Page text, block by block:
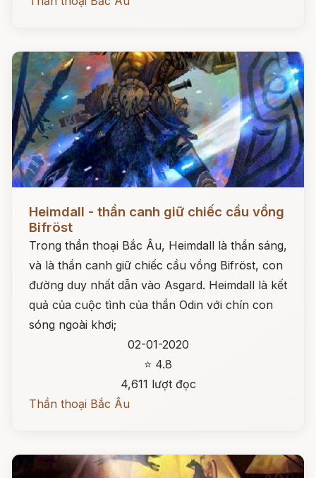
Heimdall - thần canh giữ chiếc cầu vồng
Bifröst
Trong thần thoại Bắc Âu, Heimdall là thần sáng,
và là thần canh giữ chiếc cầu vồng Bifröst, con
đường duy nhất dẫn vào Asgard. Heimdall là kết
quả của cuộc tình của thần Odin với chín con
sóng ngoài khơi;
02-01-2020
⭐ 4.8
4,611 lượt đọc
Thần thoại Bắc Âu